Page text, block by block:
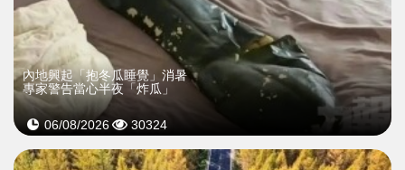
內地興起「抱冬瓜睡覺」消暑
專家警告當心半夜「炸瓜」
06/08/2026 30324